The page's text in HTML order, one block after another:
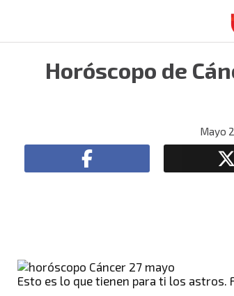
Horóscopo de
Mayo
Esto es lo que tienen para ti los astros.